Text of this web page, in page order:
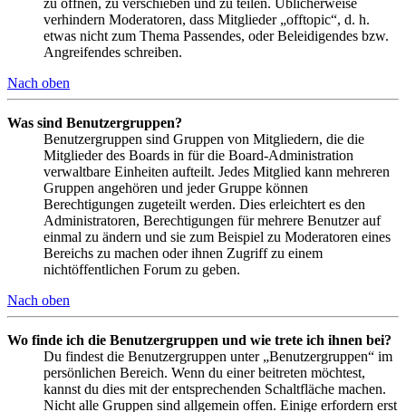
zu öffnen, zu verschieben und zu teilen. Üblicherweise
verhindern Moderatoren, dass Mitglieder „offtopic“, d. h.
etwas nicht zum Thema Passendes, oder Beleidigendes bzw.
Angreifendes schreiben.
Nach oben
Was sind Benutzergruppen?
Benutzergruppen sind Gruppen von Mitgliedern, die die
Mitglieder des Boards in für die Board-Administration
verwaltbare Einheiten aufteilt. Jedes Mitglied kann mehreren
Gruppen angehören und jeder Gruppe können
Berechtigungen zugeteilt werden. Dies erleichtert es den
Administratoren, Berechtigungen für mehrere Benutzer auf
einmal zu ändern und sie zum Beispiel zu Moderatoren eines
Bereichs zu machen oder ihnen Zugriff zu einem
nichtöffentlichen Forum zu geben.
Nach oben
Wo finde ich die Benutzergruppen und wie trete ich ihnen bei?
Du findest die Benutzergruppen unter „Benutzergruppen“ im
persönlichen Bereich. Wenn du einer beitreten möchtest,
kannst du dies mit der entsprechenden Schaltfläche machen.
Nicht alle Gruppen sind allgemein offen. Einige erfordern erst